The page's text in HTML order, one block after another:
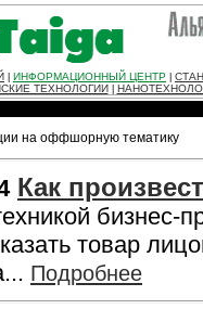
ИНФОРМАЦИОННЫЙ ЦЕНТР
ТЕХНОЛОГИИ
на оффшорную тематику
Как
бизнес-
товар
Подробнее